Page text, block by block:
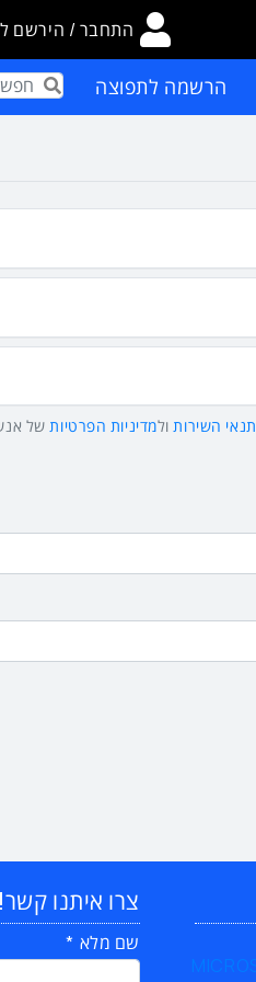
התחבר / הירשם
הרשמה לתפוצה Term
תנאי השירותולמדיניות הפרטיותשל
צרו איתנו קשר!
שם מלא